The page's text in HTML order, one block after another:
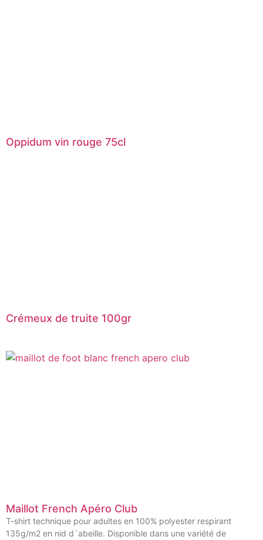
Oppidum vin rouge 75cl
Crémeux de truite 100gr
Maillot French Apéro Club
T-shirt technique pour adultes en 100% polyester respirant
135g/m2 en nid d´abeille. Disponible dans une variété de